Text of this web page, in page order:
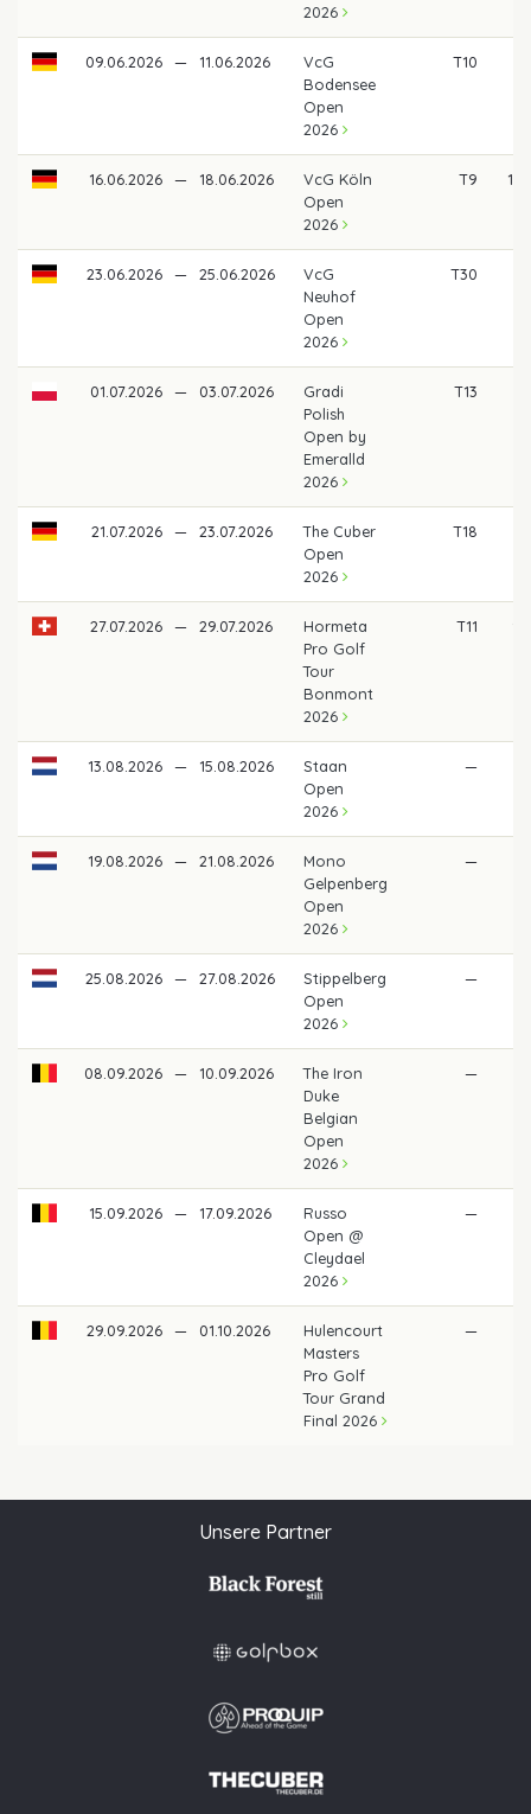
2026
09.06.2026 — 11.06.2026
VcG
Bodensee
Open
2026
T10
16.06.2026 — 18.06.2026
VcG Köln
Open
2026
T9
23.06.2026 — 25.06.2026
VcG
Neuhof
Open
2026
T30
01.07.2026 — 03.07.2026
Gradi
Polish
Open by
Emeralld
2026
T13
21.07.2026 — 23.07.2026
The Cuber
Open
2026
T18
27.07.2026 — 29.07.2026
Hormeta
Pro Golf
Tour
Bonmont
2026
T11
13.08.2026 — 15.08.2026
Staan
Open
2026
—
19.08.2026 — 21.08.2026
Mono
Gelpenberg
Open
2026
—
25.08.2026 — 27.08.2026
Stippelberg
Open
2026
—
08.09.2026 — 10.09.2026
The Iron
Duke
Belgian
Open
2026
—
15.09.2026 — 17.09.2026
Russo
Open @
Cleydael
2026
—
29.09.2026 — 01.10.2026
Hulencourt
Masters
Pro Golf
Tour Grand
Final 2026
—
Unsere Partner